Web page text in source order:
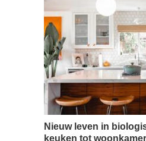
Nieuw leven in
keuken tot woonkamer